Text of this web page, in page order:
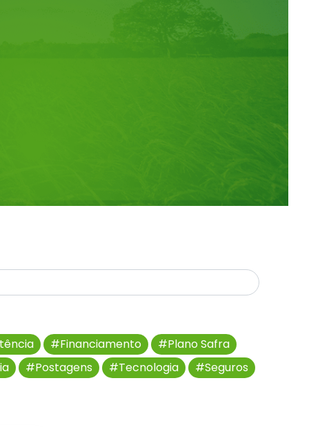
#Financiamento
#Plano Safra
#Postagens #Tecnologia #Seguros